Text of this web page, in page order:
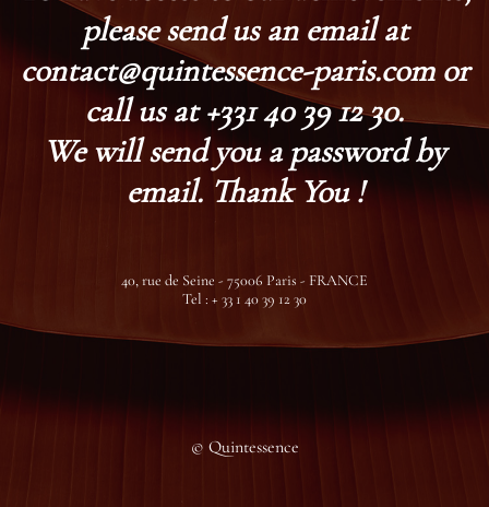
please send us an email at
contact@quintessence-paris.com or
call us at +331 40 39 12 30.
We will send you a password by
email. Thank You !
40, rue de Seine - 75006 Paris - FRANCE
Tel : + 33 1 40 39 12 30
© Quintessence